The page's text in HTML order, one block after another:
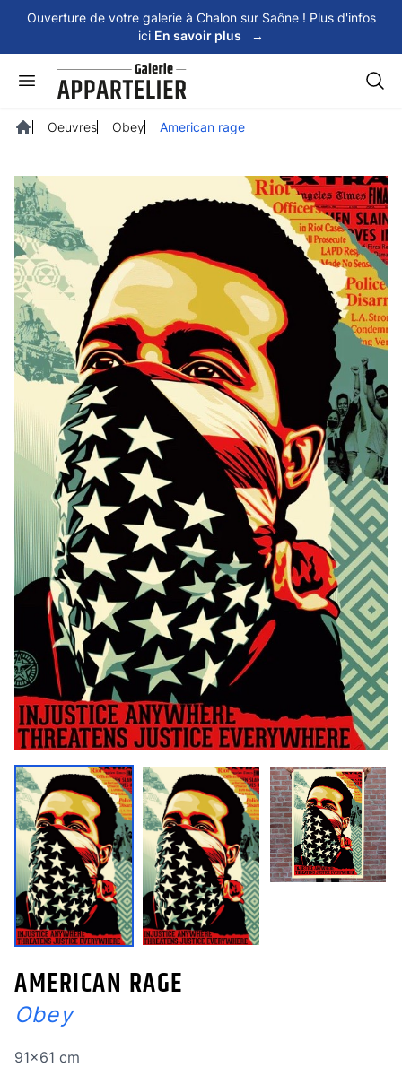
Ouverture de votre galerie à Chalon sur Saône ! Plus d'infos
ici En savoir plus →
Oeuvres Obey American rage
AMERICAN RAGE
Obey
Dimensions
91x61 cm
Panneau de gestion des cookies